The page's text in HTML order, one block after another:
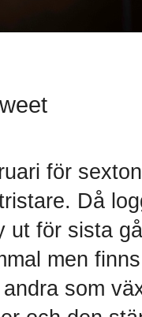
för
Då
ut för sista
men
som